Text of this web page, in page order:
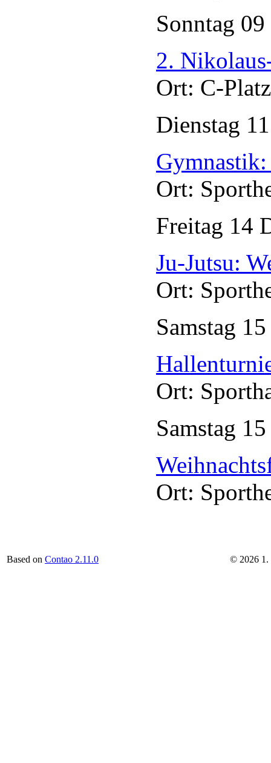
Sonntag 09
2.
Ort: C-
Dienstag
Ort:
Freitag 14
Ju-Jutsu:
Ort:
Samstag
Ort:
Samstag
Ort:
Based on Contao 2.11.0 © 2026